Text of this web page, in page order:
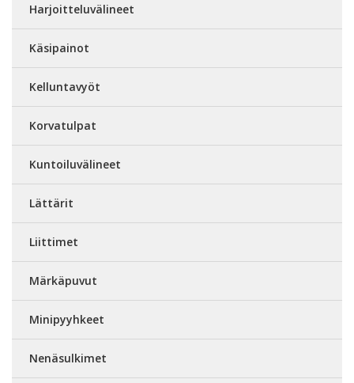
Harjoitteluvälineet
Käsipainot
Kelluntavyöt
Korvatulpat
Kuntoiluvälineet
Lättärit
Liittimet
Märkäpuvut
Minipyyhkeet
Nenäsulkimet